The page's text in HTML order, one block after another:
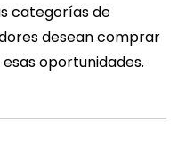
categorías de
desean comprar
oportunidades.